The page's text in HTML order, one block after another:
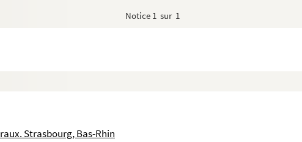
Notice 1 sur 1
Strasbourg, Bas-Rhin